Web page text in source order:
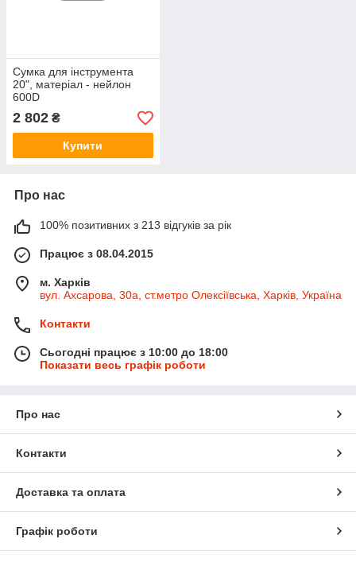
Сумка для інструмента
20", матеріал - нейлон
600D
2 802 ₴
Купити
Про нас
100% позитивних з 213 відгуків за рік
Працює з 08.04.2015
м. Харків
вул. Ахсарова, 30а, ст.метро Олексіївська, Харків, Україна
Контакти
Сьогодні працює з 10:00 до 18:00
Показати весь графік роботи
Про нас
Контакти
Доставка та оплата
Графік роботи